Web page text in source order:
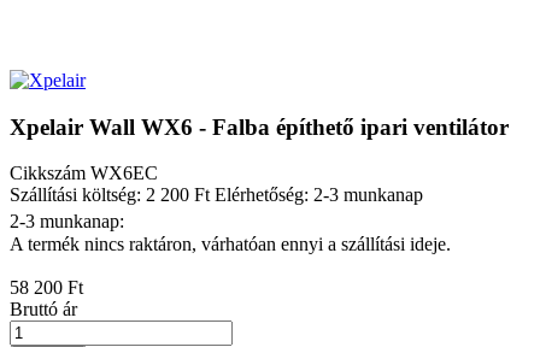
Xpelair Wall WX6 - Falba építhető ipari ventilátor
Cikkszám WX6EC
Szállítási költség: 2 200 FtElérhetőség: 2-3 munkanap
2-3 munkanap:
A termék nincs raktáron, várhatóan ennyi a szállítási ideje.
58 200 Ft
Bruttó ár